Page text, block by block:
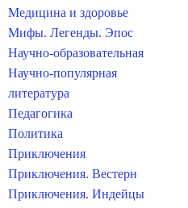
Медицина и здоровье
Мифы. Легенды. Эпос
Научно-образовательная
Научно-популярная
литература
Педагогика
Политика
Приключения
Приключения. Вестерн
Приключения. Индейцы